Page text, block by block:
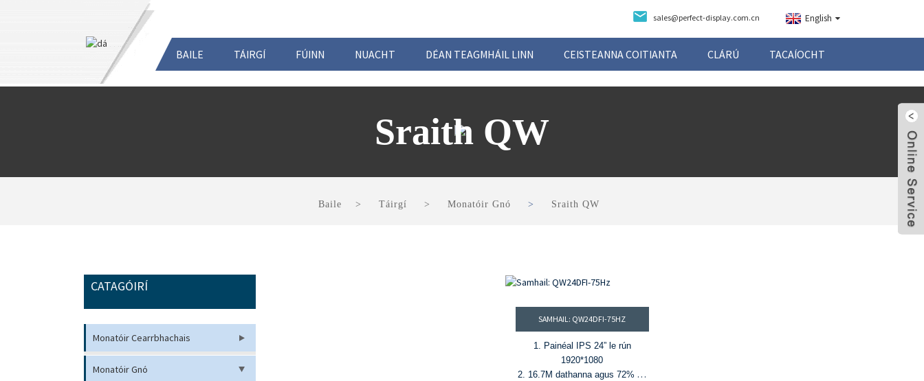
sales@perfect-display.com.cn English
BAILE TÁIRGÍ FÚINN NUACHT DÉAN TEAGMHÁIL LINN CEISTEANNA COITIANTA CLÁRÚ TACAÍOCHT
Sraith QW
Baile Táirgí Monatóir Gnó Sraith QW
CATAGÓIRÍ
Monatóir Cearrbhachais
Monatóir Gnó
SAMHAIL: QW24DFI-75HZ
1. Painéal IPS 24” le rún
1920*1080
2. 16.7M dathanna agus 72% de